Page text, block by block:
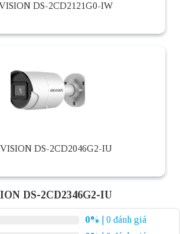
DS-2CD2121G0-IW
DS-2CD2046G2-IU
DS-2CD2346G2-IU
0%
| 0 đánh giá